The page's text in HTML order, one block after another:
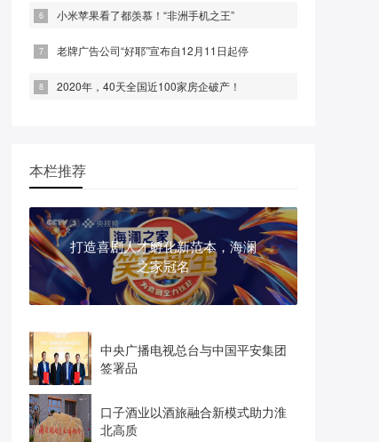
小米苹果看了都羡慕！“非洲手机之王”
老牌广告公司“好耶”宣布自12月11日起停
2020年，40天全国近100家房企破产！
本栏推荐
打造喜剧人才孵化新范本，海澜
之家冠名
中央广播电视总台与中国平安集团
签署品
口子酒业以酒旅融合新模式助力淮
北高质